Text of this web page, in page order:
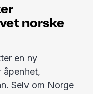
norske
en ny
åpenhet,
Selv om Norge